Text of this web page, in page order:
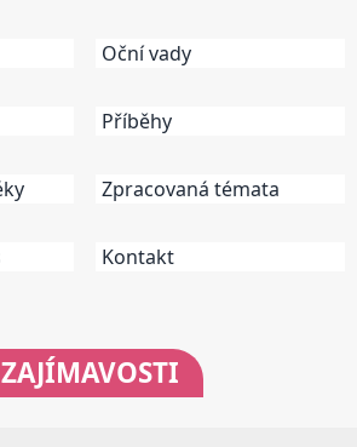
Oční vady
Příběhy
Zpracovaná témata
Kontakt